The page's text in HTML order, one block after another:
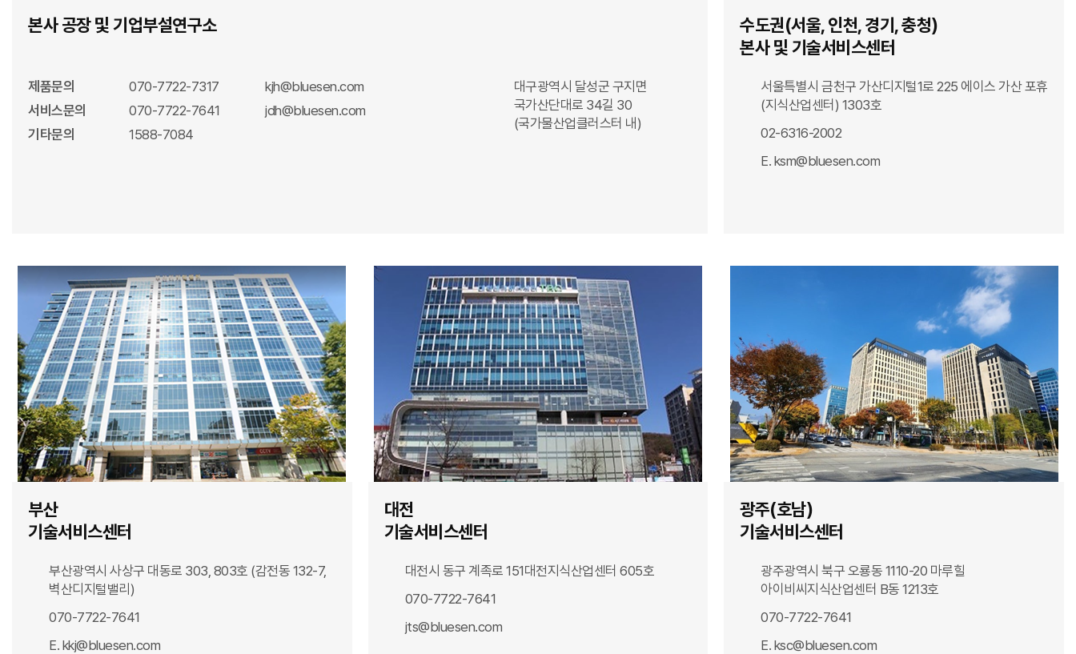
본사 공장 및 기업부설연구소
제품문의 070-7722-7317
kjh@bluesen.com
서비스문의
070-7722-7641
jdh@bluesen.com
기타문의
1588-7084
대구광역시 달성군 구지면
국가산단대로 34길 30
(국가물산업클러스터 내)
수도권(서울, 인천, 경기, 충청)
본사 및 기술서비스센터
서울특별시 금천구 가산디지털1로 225 에이스 가산 포휴
(지식산업센터) 1303호
02-6316-2002
E. ksm@bluesen.com
부산
기술서비스센터
부산광역시 사상구 대동로 303, 803호 (감전동 132-7,
벽산디지털밸리)
070-7722-7641
E. kkj@bluesen.com
대전
기술서비스센터
대전시 동구 계족로 151대전지식산업센터 605호
070-7722-7641
jts@bluesen.com
광주(호남)
기술서비스센터
광주광역시 북구 오룡동 1110-20 마루힐
아이비씨지식산업센터 B동 1213호
070-7722-7641
E. ksc@bluesen.com